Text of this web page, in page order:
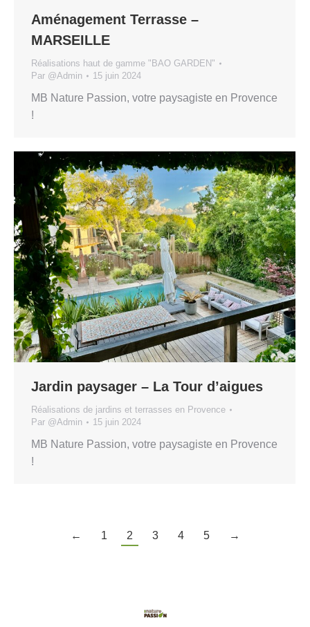
Aménagement Terrasse –
MARSEILLE
Réalisations haut de gamme "BAO GARDEN"
Par @Admin 15 juin 2024
MB Nature Passion, votre paysagiste en Provence
!
Jardin paysager – La Tour d’aigues
Réalisations de jardins et terrasses en Provence
Par @Admin 15 juin 2024
MB Nature Passion, votre paysagiste en Provence
!
← 1 2 3 4 5 →